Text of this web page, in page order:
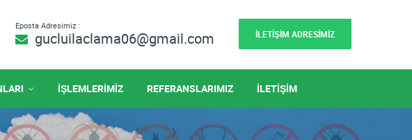
Eposta Adresimiz :
gucluilaclama06@gmail.com İLETİŞİM ADRESİMİZ
İŞLEMLERİMİZ REFERANSLARIMIZ İLETİŞİM